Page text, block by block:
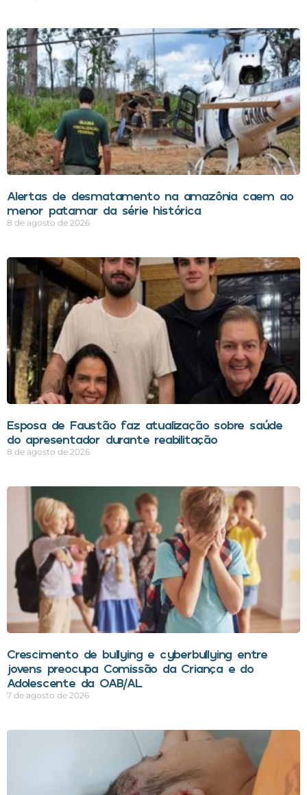
Alertas de desmatamento na amazônia caem ao
menor patamar da série histórica
8 de agosto de 2026
Esposa de Faustão faz atualização sobre saúde
do apresentador durante reabilitação
8 de agosto de 2026
Crescimento de bullying e cyberbullying entre
jovens preocupa Comissão da Criança e do
Adolescente da OAB/AL
7 de agosto de 2026